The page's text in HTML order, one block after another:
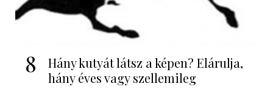
8
Hány kutyát látsz a képen? Elárulja,
hány éves vagy szellemileg